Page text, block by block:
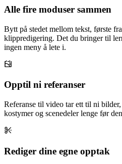
Alle fire moduser sammen
Bytt på stedet mellom tekst, første
klippredigering. Det du bringer til
ingen meny å lete i.
Opptil ni referanser
Referanse til video tar ett til ni bilder,
kostymer og scenedeler lenge før
Rediger dine egne opptak